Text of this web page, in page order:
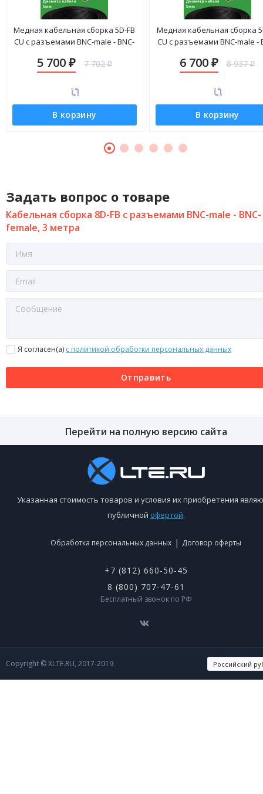
Медная кабельная сборка 5D-FB
CU с разъемами BNC-male - BNC-
5 700 ₽ 7 702₽
В корзину
Медная кабельная сборка
CU с разъемами BNC-male -
6 700₽ 8 937₽
В корзину
Задать вопрос о товаре
Кабельная сборка 8D-FB с разъемами BNC-male - BNC-
female, 3 метра
Я согласен(a) с политикой обработки персональных данных
Отправить
Перейти на полную версию сайта
Указанная стоимость товаров и условия их приобретения
публичной офертой.
Обработка персональных данных | Договор оферты
+7 (812) 660-50-45
8 (800) 707-47-61
Бесплатный звонок по РФ
Copyright © XLTE.RU, 2017-2019.